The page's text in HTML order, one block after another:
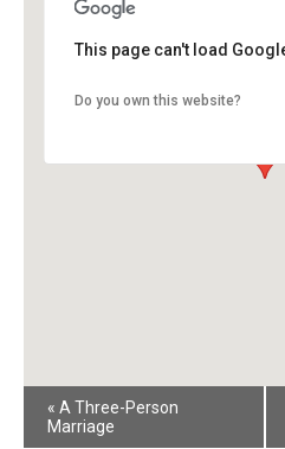
This page can't load
Do you own this website?
Event
Navigation
« A Three-Person
Marriage